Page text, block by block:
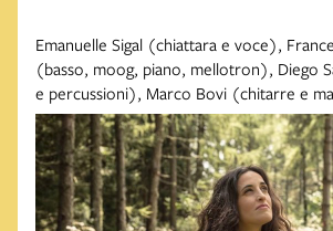
Emanuelle Sigal (chiattara e voce),
(basso, moog, piano, mellotron), Diego
e percussioni), Marco Bovi (chitarre e